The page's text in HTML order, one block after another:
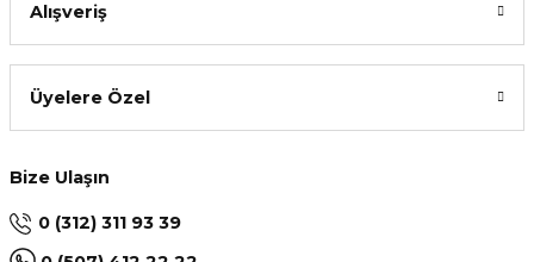
Alışveriş
Üyelere Özel
Bize Ulaşın
0 (312) 311 93 39